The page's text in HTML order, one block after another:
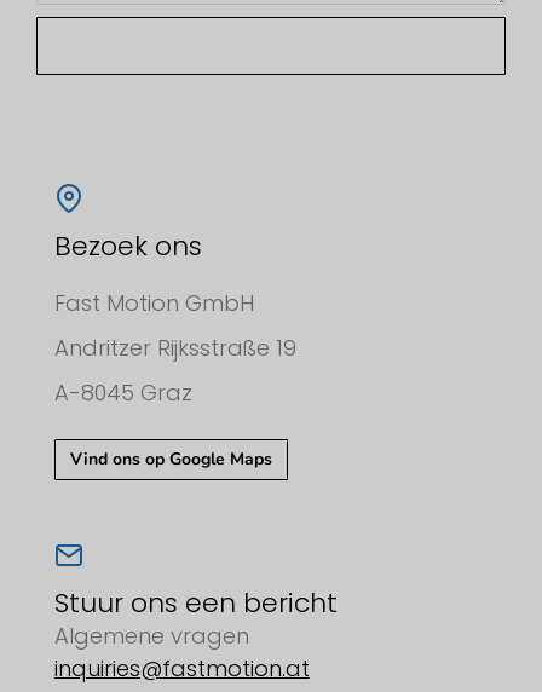
Bezoek ons
Fast Motion GmbH
Andritzer Rijksstraße 19
A-8045 Graz
Vind ons op Google Maps
Stuur ons een bericht
Algemene vragen
inquiries@fastmotion.at